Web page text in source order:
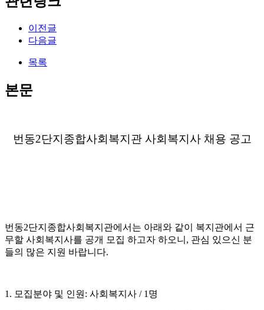
이전글
다음글
목록
본문
번동2단지종합사회복지관 사회복지사 채용 공고
번동2단지종합사회복지관에서는 아래와 같이 복지관에서 근
무할 사회복지사를 공개 모집 하고자 하오니 , 관심 있으신 분
들의 많은 지원 바랍니다.
1. 모집분야 및 인원 : 사회복지사 / 1 명